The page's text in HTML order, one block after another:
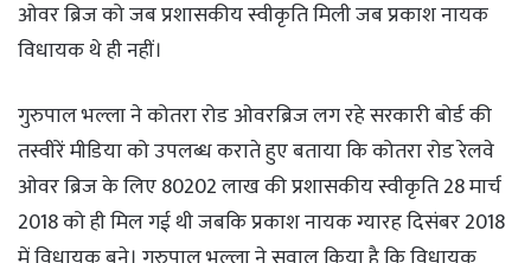
ओवर ब्रिज को जब प्रशासकीय स्वीकृति मिली जब प्रकाश नायक
विधायक थे ही नहीं।
गुरुपाल भल्ला ने कोतरा रोड ओवरब्रिज लग रहे सरकारी बोर्ड की
तस्वीरें मीडिया को उपलब्ध कराते हुए बताया कि कोतरा रोड रेलवे
ओवर ब्रिज के लिए 80202 लाख की प्रशासकीय स्वीकृति 28 मार्च
2018 को ही मिल गई थी जबकि प्रकाश नायक ग्यारह दिसंबर 2018